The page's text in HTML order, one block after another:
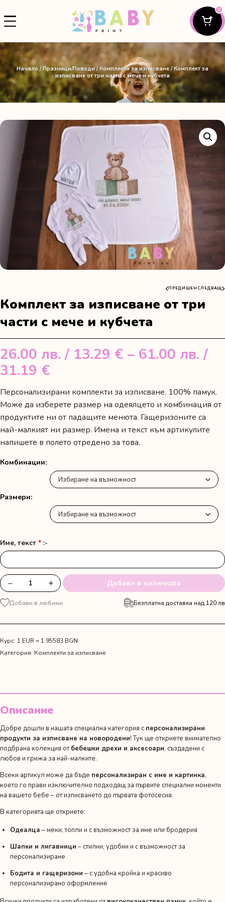
0
Начало /Празници/Поводи/Комплекти за изписване/ Комплект за
изписване от три части с мече и кубчета
ПРЕДИШЕН СЛЕДВАЩ
Комплект за изписване от три
части с мече и кубчета
26.00 лв. / 13.29 € – 61.00 лв. /
31.19 €
range:
26.00 лв.
/
13.29 €
through
61.00 лв.
/
Персонализирани комплекти за изписване. 100% памук.
Може да изберете размер на одеялцето и комбинация от
продуктите ни от падащите менюта. Гащеризоните са
най-малкият ни размер. Имена и текст към артикулите
напишете в полето отредено за това.
Комбинации
Размери
Име, текст * :-
количество
за
Комплект
от
три
и
кубчета
− + Добави в количката
Добави в любими Безплатна доставка над 120 лв
Курс: 1 EUR = 1.95583 BGN
Категория: Комплекти за изписване
Описание
Добре дошли в нашата специална категория с персонализирани
продукти за изписване на новородени! Тук ще откриете внимателно
подбрана колекция отбебешки дрехи и аксесоари, създадени с
любов и грижа за най-малките.
Всеки артикул може да бъде персонализиран с име и картинка,
което го прави изключително подходящ за първите специални моменти
на вашето бебе – от изписването до първата фотосесия.
В категорията ще откриете:
Одеалца – меки, топли и с възможност за име или бродерия
Шапки и лигавници – стилни, удобни и с възможност за
персонализиране
Бодита и гащеризони – с удобна кройка и красиво
персонализирано оформление